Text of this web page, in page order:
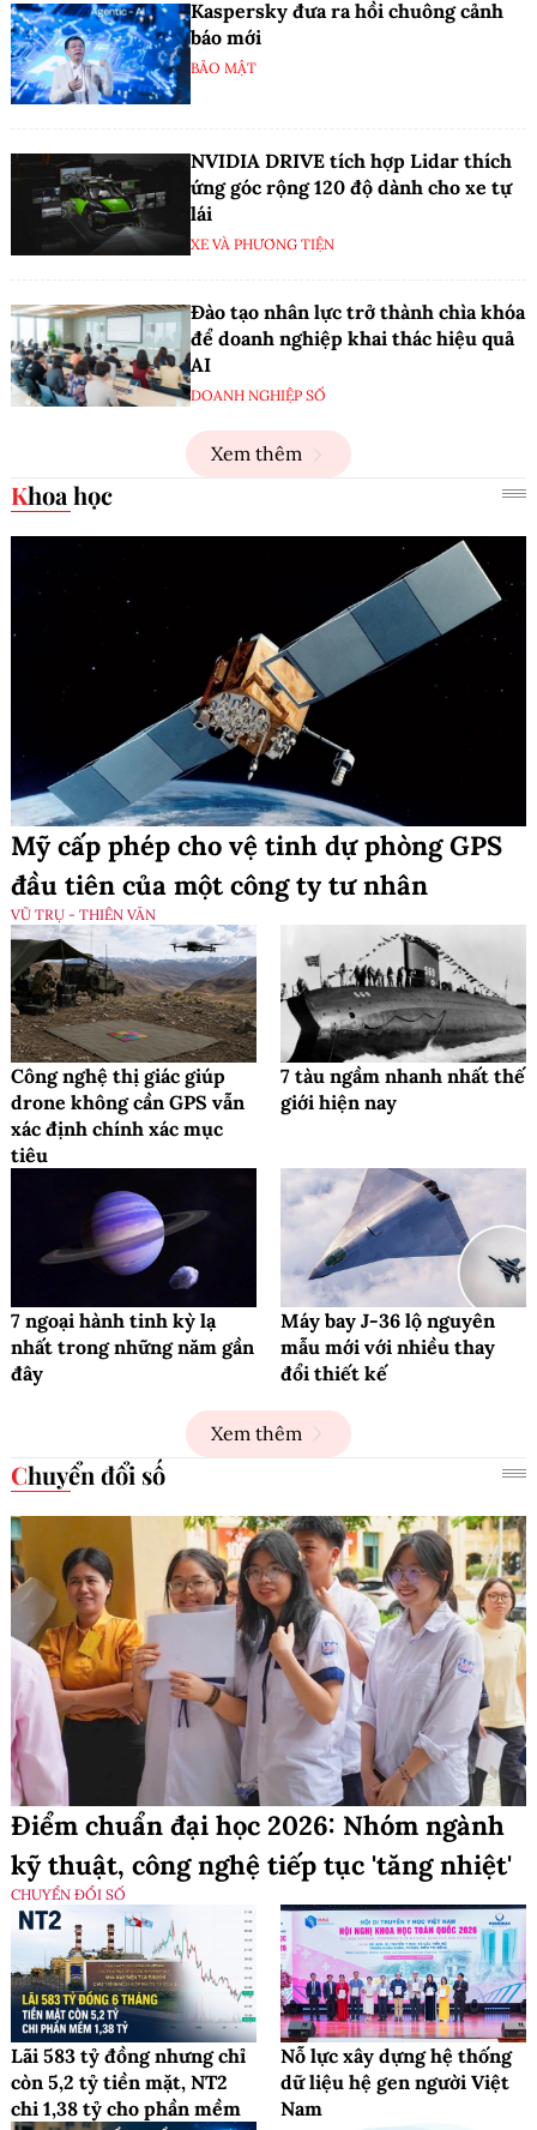
Kaspersky đưa ra hồi chuông cảnh
báo mới
BẢO MẬT
NVIDIA DRIVE tích hợp Lidar thích
ứng góc rộng 120 độ dành cho xe tự
lái
XE VÀ PHƯƠNG TIỆN
Đào tạo nhân lực trở thành chìa khóa
để doanh nghiệp khai thác hiệu quả
AI
DOANH NGHIỆP SỐ
Xem thêm
Khoa học
Mỹ cấp phép cho vệ tinh dự phòng GPS
đầu tiên của một công ty tư nhân
VŨ TRỤ - THIÊN VĂN
Công nghệ thị giác giúp
drone không cần GPS vẫn
xác định chính xác mục
tiêu
7 tàu ngầm nhanh nhất thế
giới hiện nay
7 ngoại hành tinh kỳ lạ
nhất trong những năm gần
đây
Máy bay J-36 lộ nguyên
mẫu mới với nhiều thay
đổi thiết kế
Xem thêm
Chuyển đổi số
Điểm chuẩn đại học 2026: Nhóm ngành
kỹ thuật, công nghệ tiếp tục 'tăng nhiệt'
CHUYỂN ĐỔI SỐ
Lãi 583 tỷ đồng nhưng chỉ
còn 5,2 tỷ tiền mặt, NT2
chi 1,38 tỷ cho phần mềm
Nỗ lực xây dựng hệ thống
dữ liệu hệ gen người Việt
Nam